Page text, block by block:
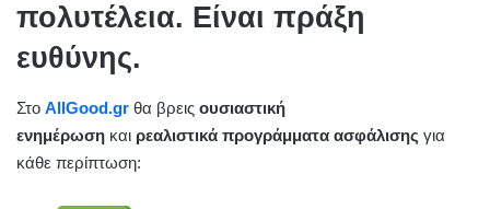
πολυτέλεια. Είναι πράξη
ευθύνης.
Στο AllGood.gr θα βρεις ουσιαστική
ενημέρωση και ρεαλιστικά προγράμματα ασφάλισης για
κάθε περίπτωση: